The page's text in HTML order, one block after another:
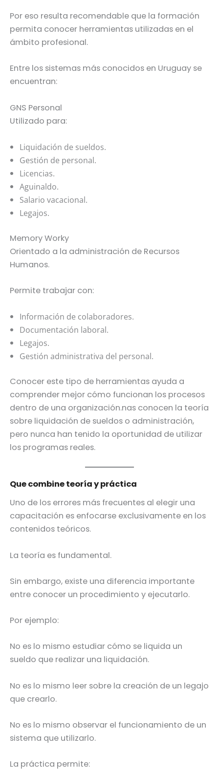
Por eso resulta recomendable que la formación
permita conocer herramientas utilizadas en el
ámbito profesional.
Entre los sistemas más conocidos en Uruguay se
encuentran:
GNS Personal
Utilizado para:
Liquidación de sueldos.
Gestión de personal.
Licencias.
Aguinaldo.
Salario vacacional.
Legajos.
Memory Worky
Orientado a la administración de Recursos
Humanos.
Permite trabajar con:
Información de colaboradores.
Documentación laboral.
Legajos.
Gestión administrativa del personal.
Conocer este tipo de herramientas ayuda a
comprender mejor cómo funcionan los procesos
dentro de una organización.nas conocen la teoría
sobre liquidación de sueldos o administración,
pero nunca han tenido la oportunidad de utilizar
los programas reales.
Que combine teoría y práctica
Uno de los errores más frecuentes al elegir una
capacitación es enfocarse exclusivamente en los
contenidos teóricos.
La teoría es fundamental.
Sin embargo, existe una diferencia importante
entre conocer un procedimiento y ejecutarlo.
Por ejemplo:
No es lo mismo estudiar cómo se liquida un
sueldo que realizar una liquidación.
No es lo mismo leer sobre la creación de un legajo
que crearlo.
No es lo mismo observar el funcionamiento de un
sistema que utilizarlo.
La práctica permite: